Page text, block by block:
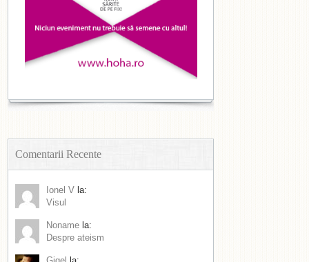
Comentarii Recente
Ionel V la:
Visul
Noname la:
Despre ateism